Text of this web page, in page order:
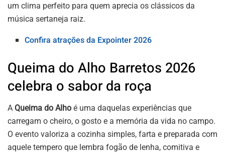
um clima perfeito para quem aprecia os clássicos da
música sertaneja raiz.
Confira atrações da Expointer 2026
Queima do Alho Barretos 2026
celebra o sabor da roça
A Queima do Alho é uma daquelas experiências que
carregam o cheiro, o gosto e a memória da vida no campo.
O evento valoriza a cozinha simples, farta e preparada com
aquele tempero que lembra fogão de lenha, comitiva e